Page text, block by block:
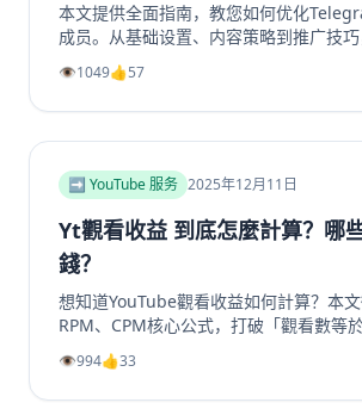
本文提供全面指南，教您如何优化
成员。从基础设置、内容策略到推广技巧
定位、高质量帖子创建、内外推广方法及
帮助提升频道影响力和成员增长。包括实
业工具推荐，如利用涨粉站Telegram增
👁️1049👍57
➡️ YouTube 服务 2025年12月11日
Yt觀看收益 到底怎麼計算？哪
錢？
想知道YouTube觀看收益如何計算？本
RPM、CPM核心公式，打破「觀看數等
深入剖析2025年最具「錢」景的五大內
投資、科技評測為何CPM最高。更提供超
變現策略，從頻道會員到品牌合作一次
👁️994👍33